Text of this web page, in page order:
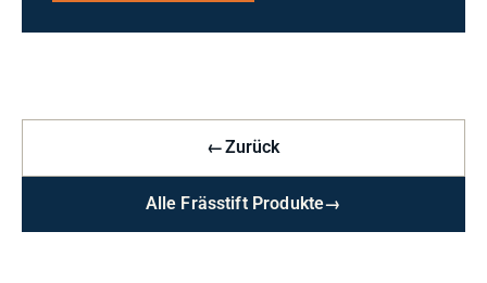
←Zurück
Alle Frässtift Produkte→